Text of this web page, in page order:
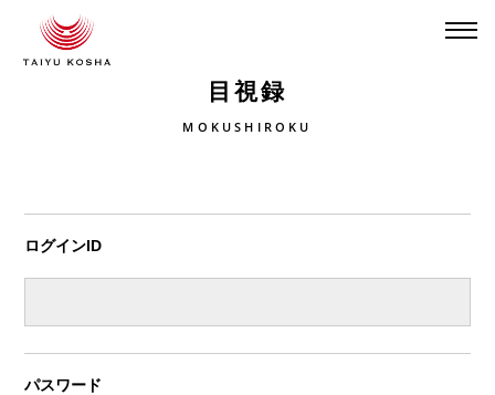
目視録
MOKUSHIROKU
ログインID
パスワード